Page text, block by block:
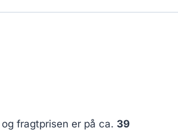
og fragtprisen er på ca. 39